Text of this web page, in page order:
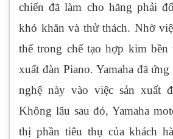
chiến đã làm cho hãng phải
khó khăn và thử thách. Nhờ
thế trong chế tạo hợp kim bền
xuất đàn Piano. Yamaha đã
nghệ này vào việc sản xuất
Không lâu sau đó, Yamaha
thị phần tiêu thụ của khách